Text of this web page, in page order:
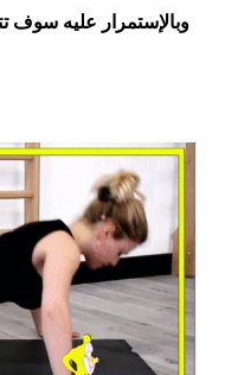
وبالإستمرار عليه سوف